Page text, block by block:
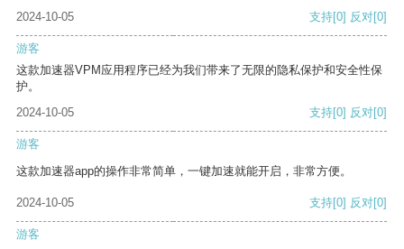
2024-10-05 支持[0] 反对[0]
游客
这款加速器VPM应用程序已经为我们带来了无限的隐私保护和安全性保
护。
2024-10-05
支持[0] 反对[0]
游客
这款加速器app的操作非常简单，一键加速就能开启，非常方便。
2024-10-05 支持[0] 反对[0]
游客